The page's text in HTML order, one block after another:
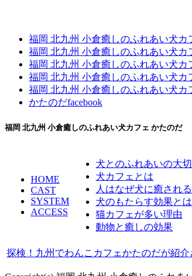
福岡 北九州 小倉癒しのふれあい犬カ
福岡 北九州 小倉癒しのふれあい犬カ
福岡 北九州 小倉癒しのふれあい犬カ
福岡 北九州 小倉癒しのふれあい犬カ
福岡 北九州 小倉癒しのふれあい犬カ
かたのだfacebook
福岡 北九州 小倉癒しのふれあい犬カフェ かたのだ
HOME
CAST
SYSTEM
ACCESS
犬とのふれあいの大
犬カフェとは
人はなぜ犬に癒され
犬のもたらす効果とは
猫カフェが多い理由
動物と癒しの効果
探検！九州でわんこカフェかたのだが紹介